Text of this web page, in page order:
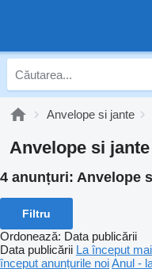
Anvelope si jante
Anvelope si
4 anunțuri: Anvelope
Filtru
Ordonează: Data publicării
Data publicării La început
început anunțurile noiAnul -